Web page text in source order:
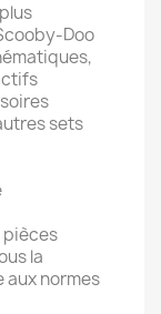
Doo
sets
pièces
la
aux normes